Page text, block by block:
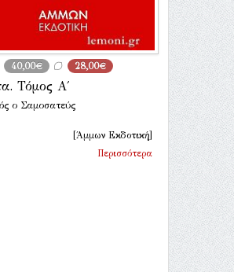
40,00€ 28,00€
Τόμος Α΄
ο Σαμοσατεύς
[Άμμων Εκδοτική]
Περισσότερα